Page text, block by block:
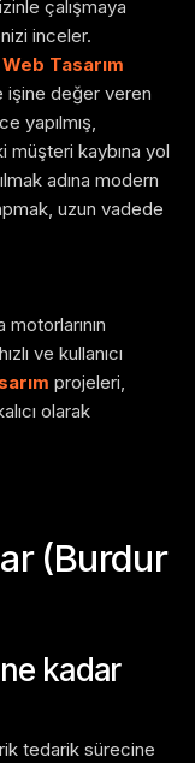
çalışmaya
inceler.
Tasarım
işine değer veren
yapılmış,
müşteri kaybına yol
adına modern
uzun vadede
ve kullanıcı
projeleri,
olarak
(Burdur
kadar
tedarik sürecine